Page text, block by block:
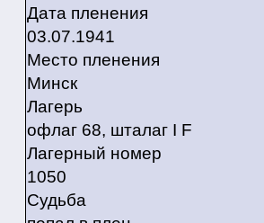
Дата пленения
03.07.1941
Место пленения
Минск
Лагерь
офлаг 68, шталаг I F
Лагерный номер
1050
Судьба